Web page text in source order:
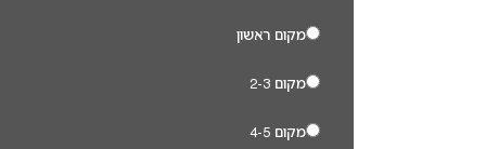
מקום ראשון
מקום 2-3
מקום 4-5